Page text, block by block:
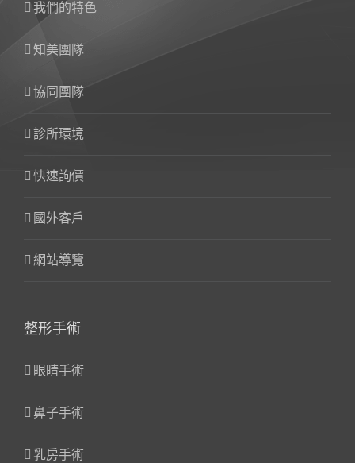
我們的特色
知美團隊
協同團隊
診所環境
快速詢價
國外客戶
網站導覽
整形手術
眼睛手術
鼻子手術
乳房手術